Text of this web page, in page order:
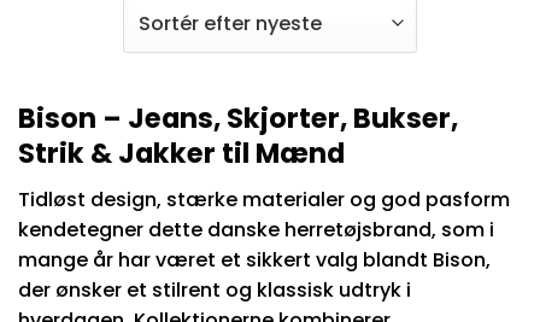
Bison – Jeans, Skjorter, Bukser,
Strik & Jakker til Mænd
Tidløst design, stærke materialer og god pasform
kendetegner dette danske herretøjsbrand, som i
mange år har været et sikkert valg blandt Bison,
der ønsker et stilrent og klassisk udtryk i